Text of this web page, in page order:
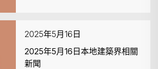
2025年5月16日
2025年5月16日本地建築界相關
新聞